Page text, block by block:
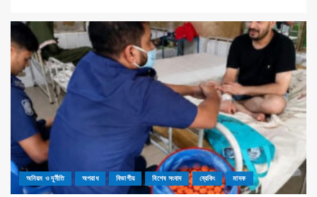
অনিয়ম ও দূর্নীতি অপরাধ বিভাগীয় বিশেষ সংবাদ ব্রেকিং মাদক